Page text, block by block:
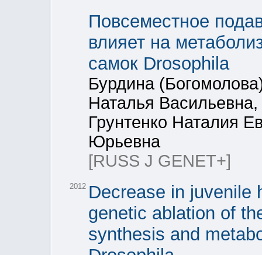
Повсеместное
влияет на
самок Drosophila
Бурдина
Наталья
Грунтенко Наталия
Юрьевна
[RUSS J GENET+]
2012 Decrease in juvenile
genetic ablation of
synthesis and